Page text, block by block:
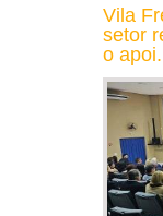
Vila
setor
o